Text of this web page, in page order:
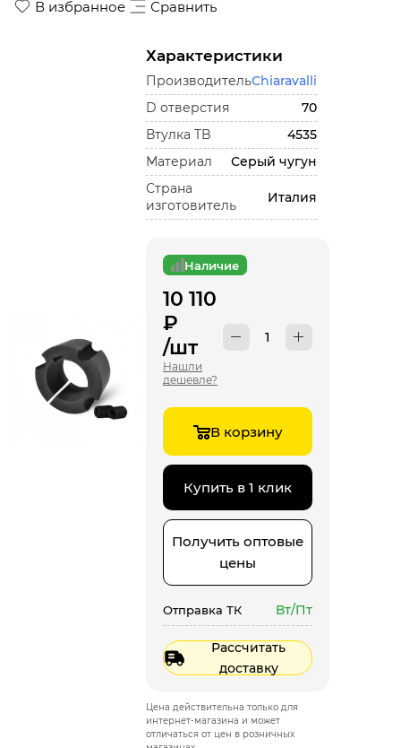
В избранное Сравнить
Характеристики
ПроизводительChiaravalli
D отверстия
70
Втулка TB
4535
Материал
Серый чугун
Страна
изготовитель
Италия
Наличие
10 110
₽
/шт
Нашли
дешевле?
В корзину
Купить в 1 клик
Получить оптовые
цены
Отправка ТК Вт/Пт
Рассчитать
доставку
Цена действительна только для
интернет-магазина и может
отличаться от цен в розничных